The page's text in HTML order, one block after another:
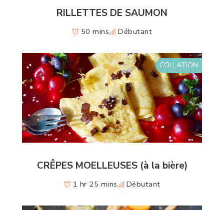
RILLETTES DE SAUMON
50 mins Débutant
COLLATION
CRÊPES MOELLEUSES (à la bière)
1 hr 25 mins Débutant